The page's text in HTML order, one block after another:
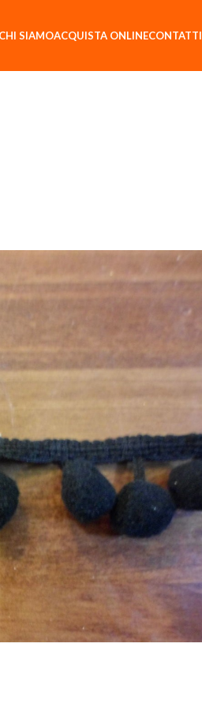
CHI SIAMOACQUISTA ONLINECONTATTI